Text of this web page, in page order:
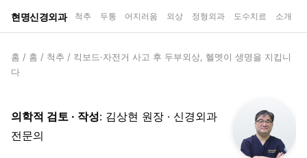
현명신경외과 척추 두통 어지러움 외상 정형외과 도수치료 소개
홈 / 홈 / 척추 / 킥보드·자전거 사고 후 두부외상, 헬멧이 생명을 지킵니
다
의학적 검토 · 작성: 김상현 원장 · 신경외과
전문의